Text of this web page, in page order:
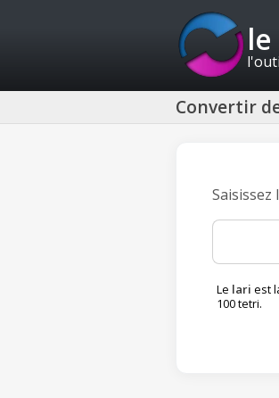
Convertir
Le lari est
100 tetri.